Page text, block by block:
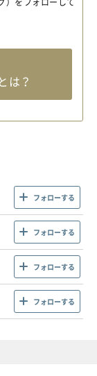
は？
フォローする
フォローする
フォローする
フォローする